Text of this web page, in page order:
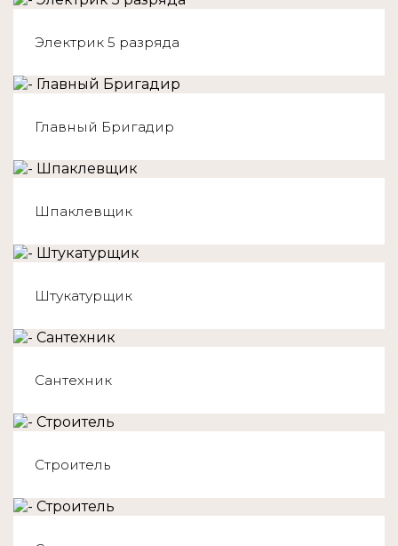
Электрик 5 разряда
Главный Бригадир
Шпаклевщик
Штукатурщик
Сантехник
Строитель